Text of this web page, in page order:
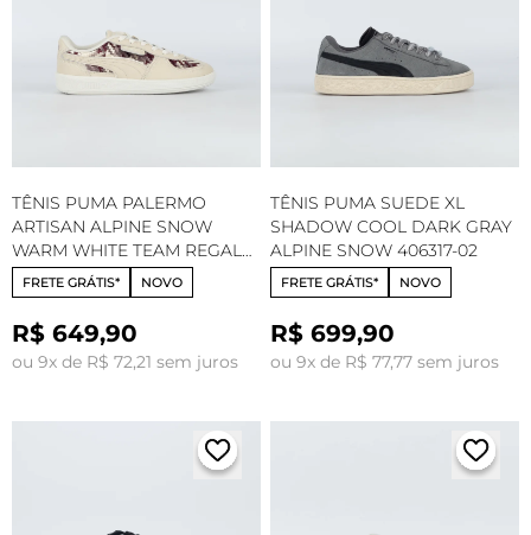
TÊNIS PUMA PALERMO
ARTISAN ALPINE SNOW
WARM WHITE TEAM REGAL
RED 406765-01
FRETE GRÁTIS* NOVO
R$ 649,90
ou 9x de R$ 72,21 sem juros
TÊNIS PUMA SUEDE XL
SHADOW COOL DARK GRAY
ALPINE SNOW 406317-02
FRETE GRÁTIS* NOVO
R$ 699,90
ou 9x de R$ 77,77 sem juros